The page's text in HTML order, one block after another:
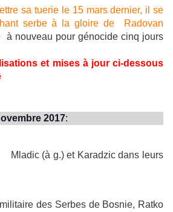
sa tuerie le 15 mars dernier, il se
serbe à la gloire de Radovan
à nouveau pour génocide cinq jours
et mises à jour ci-dessous
2017:
et Karadzic dans leurs
des Serbes de Bosnie, Ratko